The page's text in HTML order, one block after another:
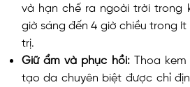
và hạn chế ra ngoài trời trong
giờ sáng đến 4 giờ chiều trong
trị.
Giữ ẩm và phục hồi: Thoa
tạo da chuyên biệt được chỉ